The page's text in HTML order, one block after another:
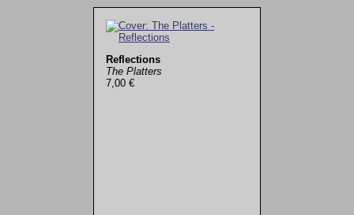
Reflections
The Platters
7,00 €